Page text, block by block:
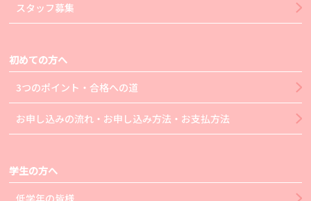
スタッフ募集
初めての方へ
3つのポイント・合格への道
お申し込みの流れ・お申し込み方法・お支払方法
学生の方へ